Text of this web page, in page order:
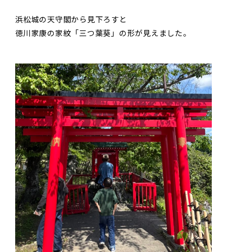
浜松城の天守閣から見下ろすと
徳川家康の家紋「三つ葉葵」の形が見えました。